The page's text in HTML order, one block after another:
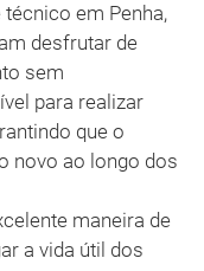
em Penha,
desfrutar de
sem
para realizar
que o
novo ao longo dos
maneira de
a vida útil dos